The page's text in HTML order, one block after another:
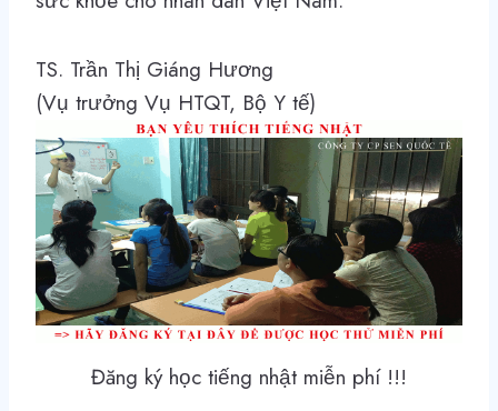
TS. Trần Thị Giáng Hương
(Vụ trưởng Vụ HTQT, Bộ Y tế)
Đăng ký học tiếng nhật miễn phí !!!